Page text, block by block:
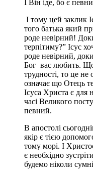
І Він іде, бо є
І тому цей заклик
того батька який
роде невірний!
терпітиму?” Ісус
роде невірний,
Бог вас любить. Що
трудності, то це
означає що Отець
Ісуса Христа є
часі Великого
певний.
В апостолі
якір є тією
тому морі. І
є необхідно
будемо ніколи